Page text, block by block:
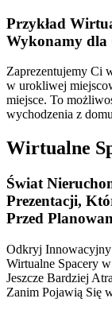
Przykład
Wykonamy dla
Zaprezentujemy Ci
w urokliwej
miejsce. To
wychodzenia z
Wirtualne
Świat
Prezentacji,
Przed
Odkryj Innowacyjny
Wirtualne Spacery
Jeszcze Bardziej
Zanim Pojawią Się